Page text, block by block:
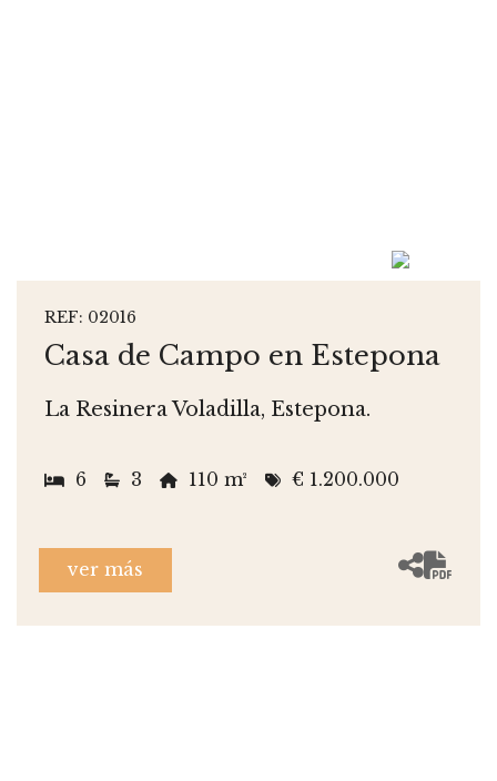
REF: 02016
Casa de Campo en Estepona
La Resinera Voladilla, Estepona.
6 3 110 m² € 1.200.000
ver más